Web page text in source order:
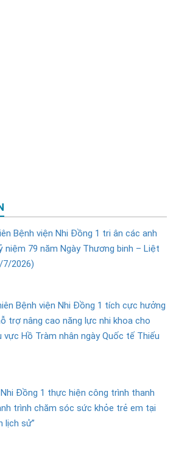
Bệnh viện Nhi Đồng 1 tri ân các anh
niệm 79 năm Ngày Thương binh – Liệt
2026)
Bệnh viện Nhi Đồng 1 tích cực hưởng
trợ nâng cao năng lực nhi khoa cho
vực Hồ Tràm nhân ngày Quốc tế Thiếu
Đồng 1 thực hiện công trình thanh
trình chăm sóc sức khỏe trẻ em tại
lịch sử”